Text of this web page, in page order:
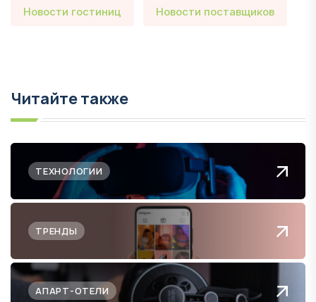
Новости гостиниц Новости поставщиков
Читайте также
ТЕХНОЛОГИИ
ТРЕНДЫ
АПАРТ-ОТЕЛИ